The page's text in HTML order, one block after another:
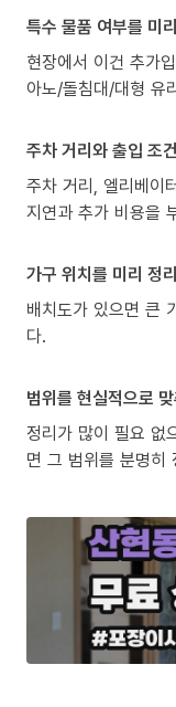
특수 물품 여부를 미
현장에서 이건 추가
아노/돌침대/대형 유
주차 거리와 출입 조
주차 거리, 엘리베이
지연과 추가 비용을
가구 위치를 미리 정
배치도가 있으면 큰
다.
범위를 현실적으로
정리가 많이 필요 없
면 그 범위를 분명히